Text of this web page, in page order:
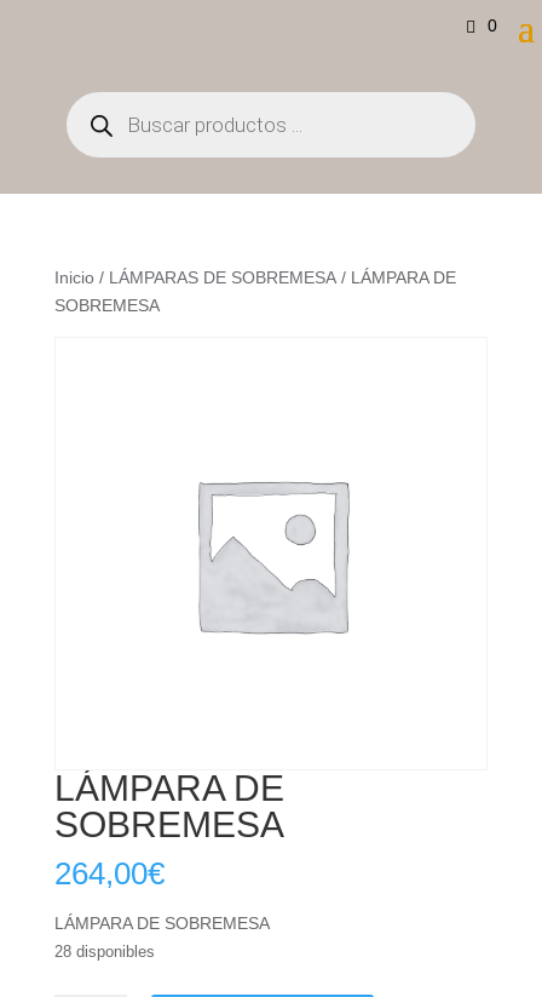
0
Búsqueda
de
productos
Inicio/ LÁMPARAS DE SOBREMESA/ LÁMPARA DE
SOBREMESA
LÁMPARA DE
SOBREMESA
264,00€
LÁMPARA DE SOBREMESA
28 disponibles